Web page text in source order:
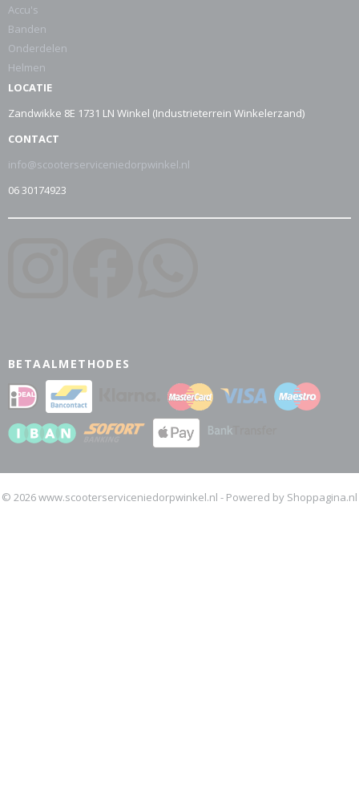
Accu's
Banden
Onderdelen
Helmen
LOCATIE
Zandwikke 8E 1731 LN Winkel (Industrieterrein Winkelerzand)
CONTACT
info@scooterserviceniedorpwinkel.nl
06 30174923
BETAALMETHODES
© 2026 www.scooterserviceniedorpwinkel.nl - Powered by Shoppagina.nl